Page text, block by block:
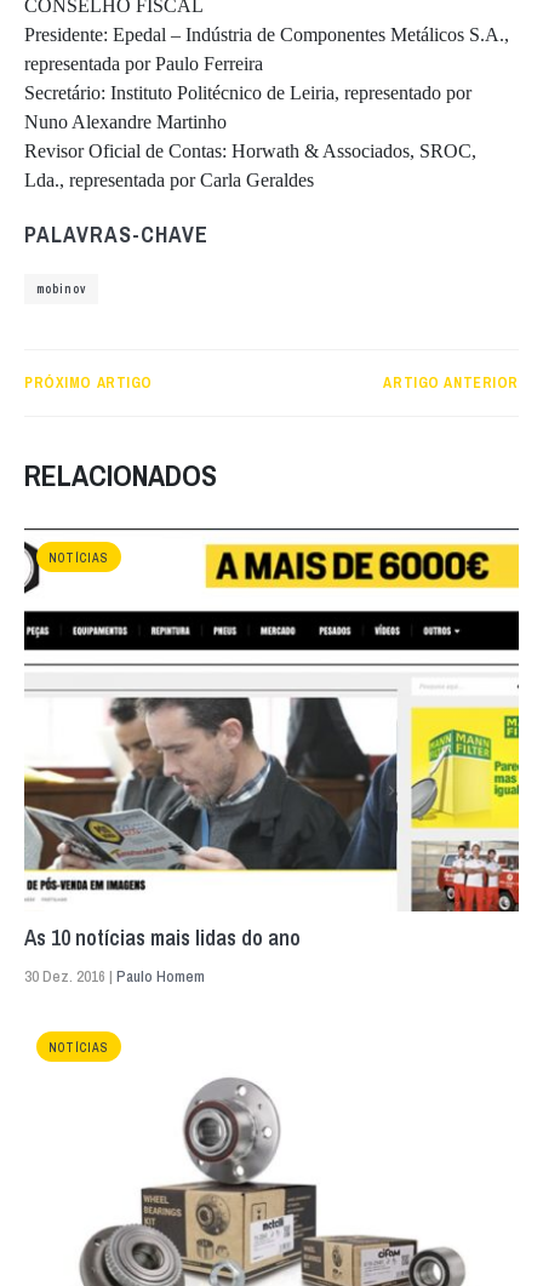
CONSELHO FISCAL
Presidente: Epedal – Indústria de Componentes Metálicos S.A.,
representada por Paulo Ferreira
Secretário: Instituto Politécnico de Leiria, representado por
Nuno Alexandre Martinho
Revisor Oficial de Contas: Horwath & Associados, SROC,
Lda., representada por Carla Geraldes
PALAVRAS-CHAVE
mobinov
PRÓXIMO ARTIGO ARTIGO ANTERIOR
RELACIONADOS
NOTÍCIAS
As 10 notícias mais lidas do ano
30 Dez. 2016 | Paulo Homem
NOTÍCIAS